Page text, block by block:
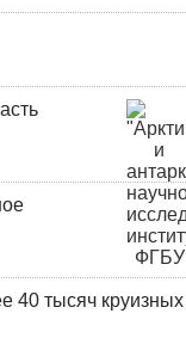
40 тысяч круизных